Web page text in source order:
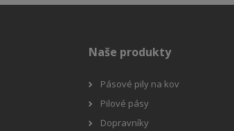
Naše produkty
Pásové pily na kov
Pilové pásy
Dopravníky